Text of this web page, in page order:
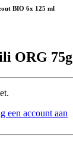
BIO 6x 125 ml
ORG 75g
een account aan